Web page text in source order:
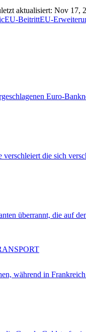
aktualisiert: Nov 17,
EU-BeitrittEU-
Euro-
verschleiert die sich
überrannt, die auf
während in